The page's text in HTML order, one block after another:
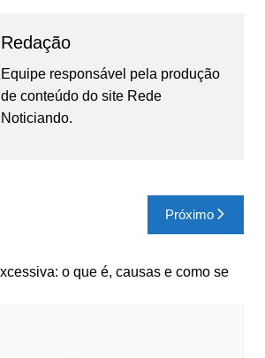
Redação
Equipe responsável pela produção
de conteúdo do site Rede
Noticiando.
Próximo